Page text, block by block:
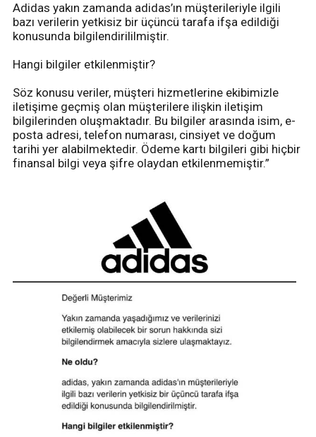
Adidas yakın zamanda adidas’ın müşterileriyle ilgili
bazı verilerin yetkisiz bir üçüncü tarafa ifşa edildiği
konusunda bilgilendirililmiştir.
Hangi bilgiler etkilenmiştir?
Söz konusu veriler, müşteri hizmetlerine ekibimizle
iletişime geçmiş olan müşterilere ilişkin iletişim
bilgilerinden oluşmaktadır. Bu bilgiler arasında isim, e-
posta adresi, telefon numarası, cinsiyet ve doğum
tarihi yer alabilmektedir. Ödeme kartı bilgileri gibi hiçbir
finansal bilgi veya şifre olaydan etkilenmemiştir.”